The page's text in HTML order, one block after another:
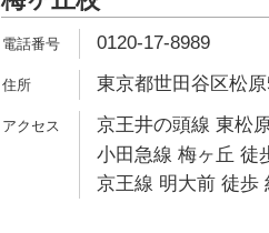
0120-17-8989
東京都世田谷区松
京王井の頭線 東松
小田急線 梅ヶ丘 徒
京王線 明大前 徒歩